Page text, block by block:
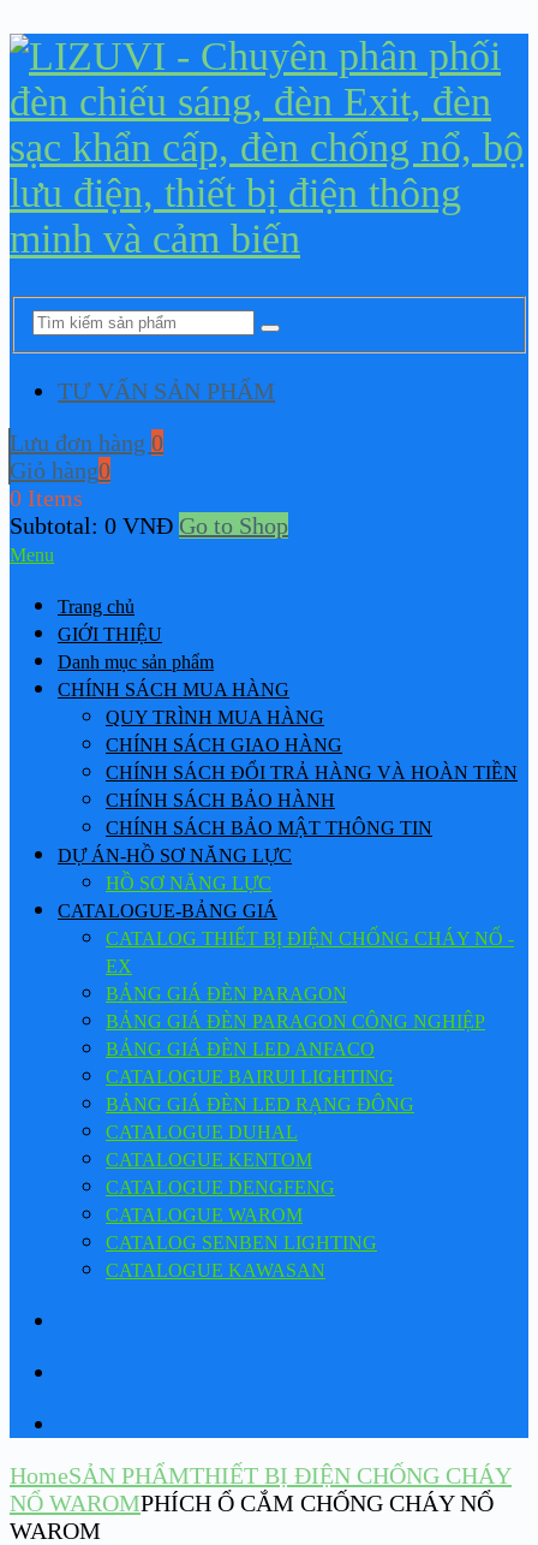
TƯ VẤN SẢN PHẨM
Lưu đơn hàng 0
Giỏ hàng0
0 Items
Subtotal: 0 VNĐ Go to Shop
Menu
Trang chủ
GIỚI THIỆU
Danh mục sản phẩm
CHÍNH SÁCH MUA HÀNG
QUY TRÌNH MUA HÀNG
CHÍNH SÁCH GIAO HÀNG
CHÍNH SÁCH ĐỔI TRẢ HÀNG VÀ HOÀN TIỀN
CHÍNH SÁCH BẢO HÀNH
CHÍNH SÁCH BẢO MẬT THÔNG TIN
DỰ ÁN-HỒ SƠ NĂNG LỰC
HỒ SƠ NĂNG LỰC
CATALOGUE-BẢNG GIÁ
CATALOG THIẾT BỊ ĐIỆN CHỐNG CHÁY NỔ -
EX
BẢNG GIÁ ĐÈN PARAGON
BẢNG GIÁ ĐÈN PARAGON CÔNG NGHIỆP
BẢNG GIÁ ĐÈN LED ANFACO
CATALOGUE BAIRUI LIGHTING
BẢNG GIÁ ĐÈN LED RẠNG ĐÔNG
CATALOGUE DUHAL
CATALOGUE KENTOM
CATALOGUE DENGFENG
CATALOGUE WAROM
CATALOG SENBEN LIGHTING
CATALOGUE KAWASAN
HomeSẢN PHẨMTHIẾT BỊ ĐIỆN CHỐNG CHÁY
NỔ WAROMPHÍCH Ổ CẮM CHỐNG CHÁY NỔ
WAROM